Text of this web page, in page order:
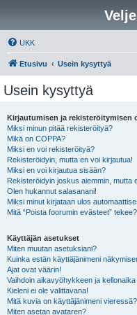
UKK
Etusivu Usein kysyttyä
Usein kysyttyä
Kirjautumisen ja rekisteröitymisen
Miksi minun pitää rekisteröityä?
Mikä on COPPA?
Miksi en voi rekisteröityä?
Rekisteröidyin, mutta en voi kirjautua!
Miksi en voi kirjautua sisään?
Rekisteröidyin joskus aiemmin, mutta
Olen hukannut salasanani!
Miksi minut kirjataan ulos
Mitä “Poista foorumin evästeet” tekee?
Käyttäjän asetukset
Miten muutan asetuksiani?
Kuinka estän käyttäjänimeni
Ajat ovat väärin!
Vaihdoin aikavyöhykkeen ja
Kieleni ei ole valittavana!
Mitä kuvia on käyttäjänimeni vieressä?
Miten asetan avataren?